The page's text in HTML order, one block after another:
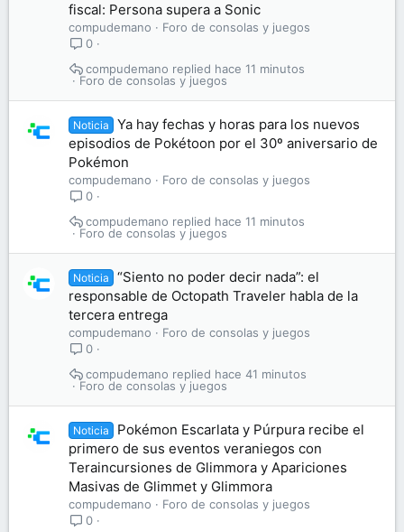
fiscal: Persona supera a Sonic
compudemano
Foro de consolas y juegos
0
Foro de consolas y juegos
hace 11 minutos
compudemano
Noticia
Ya hay fechas y horas para los nuevos
episodios de Pokétoon por el 30º aniversario de
Pokémon
compudemano
Foro de consolas y juegos
0
Foro de consolas y juegos
hace 11 minutos
compudemano
Noticia
“Siento no poder decir nada”: el
responsable de Octopath Traveler habla de la
tercera entrega
compudemano
Foro de consolas y juegos
0
Foro de consolas y juegos
hace 41 minutos
compudemano
Noticia
Pokémon Escarlata y Púrpura recibe el
primero de sus eventos veraniegos con
Teraincursiones de Glimmora y Apariciones
Masivas de Glimmet y Glimmora
compudemano
Foro de consolas y juegos
0